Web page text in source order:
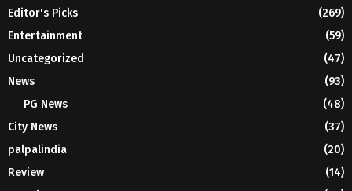
Editor's Picks
(269)
Entertainment
(59)
Uncategorized
(47)
News
(93)
PG News
(48)
City News
(37)
palpalindia
(20)
Review
(14)